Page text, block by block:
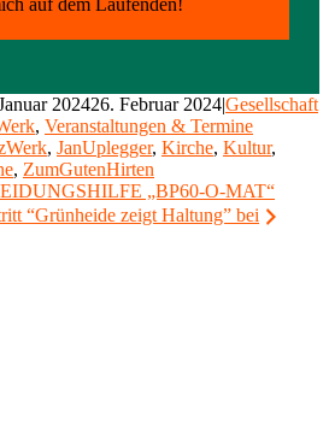
202426. Februar 2024|Gesellschaft
, Veranstaltungen & Termine
, JanUplegger, Kirche, Kultur,
, ZumGutenHirten
„BP60-O-MAT“
“Grünheide zeigt Haltung” bei